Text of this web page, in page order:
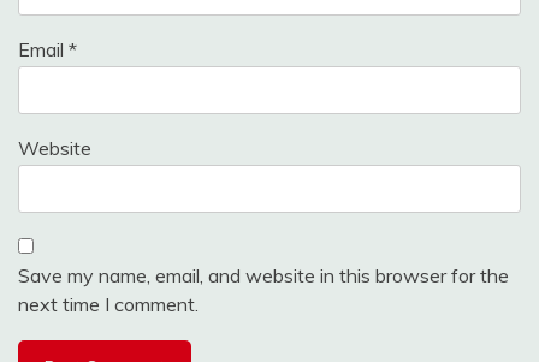
Email *
Website
Save my name, email, and website in this browser for the
next time I comment.